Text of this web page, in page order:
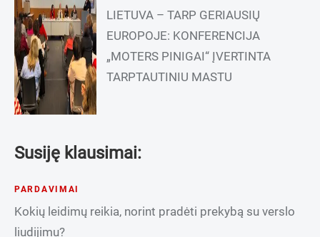
LIETUVA – TARP GERIAUSIŲ
EUROPOJE: KONFERENCIJA
„MOTERS PINIGAI“ ĮVERTINTA
TARPTAUTINIU MASTU
Susiję klausimai:
PARDAVIMAI
Kokių leidimų reikia, norint pradėti prekybą su verslo
liudijimu?